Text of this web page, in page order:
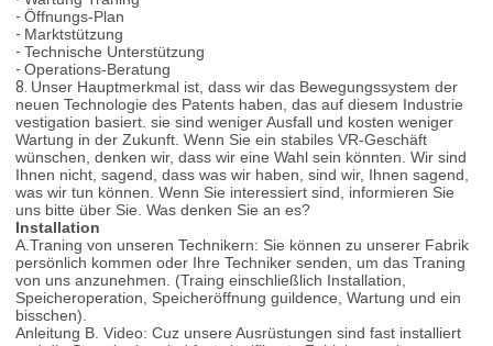
- Öffnungs-Plan
- Marktstützung
- Technische Unterstützung
- Operations-Beratung
8. Unser Hauptmerkmal ist, dass wir das Bewegungssystem der
neuen Technologie des Patents haben, das auf diesem Industrie
vestigation basiert. sie sind weniger Ausfall und kosten weniger
Wartung in der Zukunft. Wenn Sie ein stabiles VR-Geschäft
wünschen, denken wir, dass wir eine Wahl sein könnten. Wir sind
Ihnen nicht, sagend, dass was wir haben, sind wir, Ihnen sagend,
was wir tun können. Wenn Sie interessiert sind, informieren Sie
uns bitte über Sie. Was denken Sie an es?
Installation
A.Traning von unseren Technikern: Sie können zu unserer Fabrik
persönlich kommen oder Ihre Techniker senden, um das Traning
von uns anzunehmen. (Traing einschließlich Installation,
Speicheroperation, Speicheröffnung guildence, Wartung und ein
bisschen).
Anleitung B. Video: Cuz unsere Ausrüstungen sind fast installiert